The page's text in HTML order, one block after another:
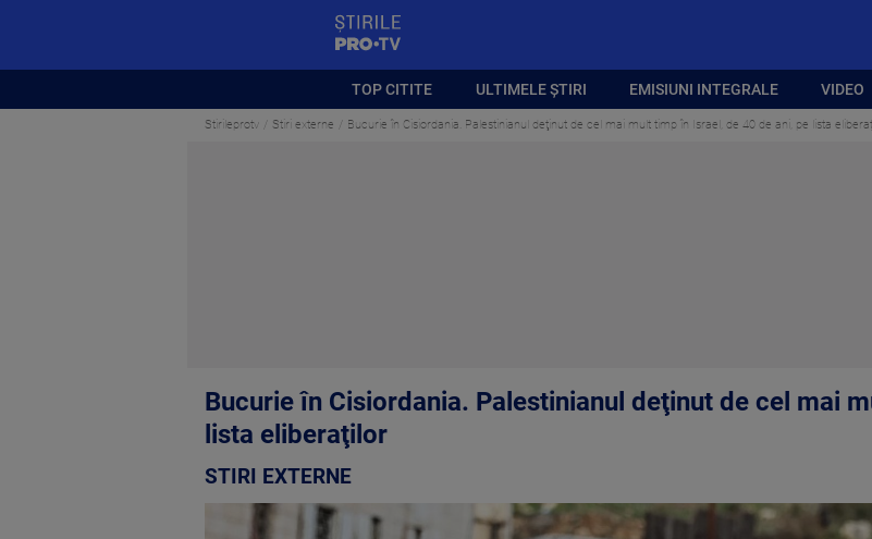
TOP CITITE ULTIMELE ȘTIRI EMISIUNI INTEGRALE VIDEO
Stirileprotv Stiri externe Bucurie în Cisiordania. Palestinianul deţinut de cel mai mult timp în Israel, de 40 de ani, pe lista
Bucurie în Cisiordania. Palestinianul deţinut de cel mai
lista eliberaţilor
STIRI EXTERNE